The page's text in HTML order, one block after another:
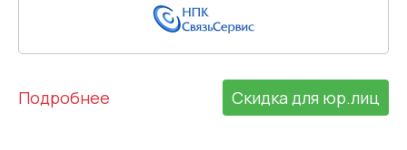
Подробнее Скидка для юр.лиц